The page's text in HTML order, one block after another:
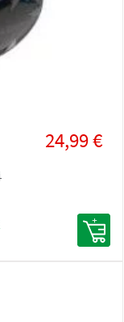
24,99 €